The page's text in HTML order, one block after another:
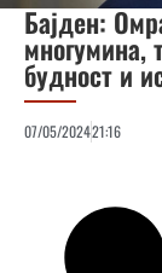
Бајден:
многумина,
будност и
07/05/202421:16